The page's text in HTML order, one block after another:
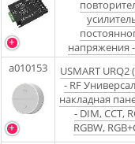
напряжения -
a010153
USMART URQ2
- RF
накладная
- DIM, CCT,
RGBW,